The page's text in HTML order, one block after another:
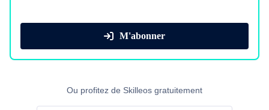
M'abonner
Ou profitez de Skilleos gratuitement